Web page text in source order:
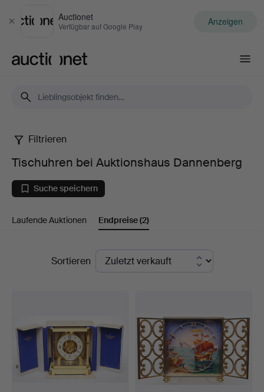
Schließen
Auctionet
Verfügbar auf Google Play Anzeigen
Tischuhren
bei
Auktionshaus
Dannenberg
Filtrieren
Tischuhren bei Auktionshaus Dannenberg
Suche speichern
Laufende Auktionen Endpreise(2)
EndpreiseSortieren